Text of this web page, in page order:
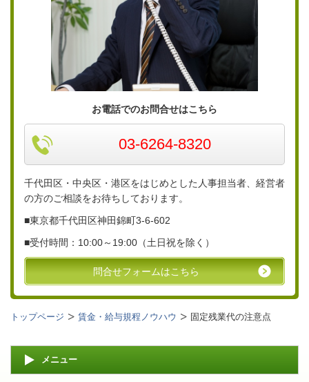
お電話でのお問合せはこちら
03-6264-8320
千代田区・中央区・港区をはじめとした人事担当者、経営者
の方のご相談をお待ちしております。
■東京都千代田区神田錦町3-6-602
■受付時間：10:00～19:00（土日祝を除く）
問合せフォームはこちら
トップページ 賃金・給与規程ノウハウ 固定残業代の注意点
メニュー